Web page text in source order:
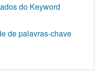
do Keyword
de palavras-chave